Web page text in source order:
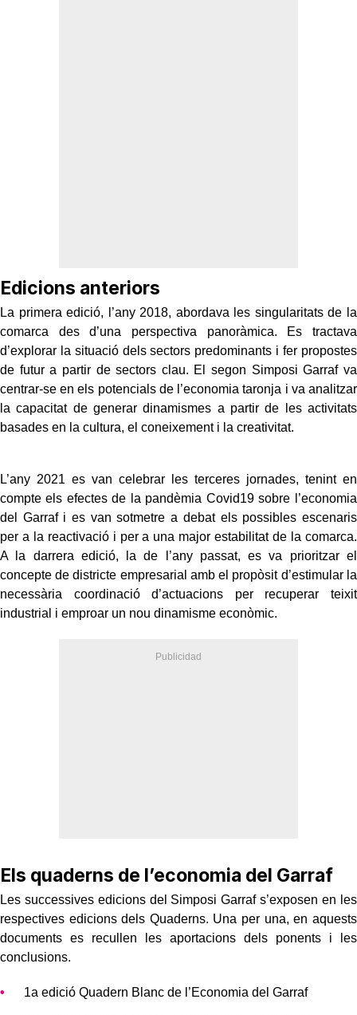
Edicions anteriors
La primera edició, l’any 2018, abordava les singularitats de la
comarca des d’una perspectiva panoràmica. Es tractava
d’explorar la situació dels sectors predominants i fer propostes
de futur a partir de sectors clau. El segon Simposi Garraf va
centrar-se en els potencials de l’economia taronja i va analitzar
la capacitat de generar dinamismes a partir de les activitats
basades en la cultura, el coneixement i la creativitat.
L’any 2021 es van celebrar les terceres jornades, tenint en
compte els efectes de la pandèmia Covid19 sobre l’economia
del Garraf i es van sotmetre a debat els possibles escenaris
per a la reactivació i per a una major estabilitat de la comarca.
A la darrera edició, la de l’any passat, es va prioritzar el
concepte de districte empresarial amb el propòsit d’estimular la
necessària coordinació d’actuacions per recuperar teixit
industrial i emproar un nou dinamisme econòmic.
Els quaderns de l’economia del Garraf
Les successives edicions del Simposi Garraf s’exposen en les
respectives edicions dels Quaderns. Una per una, en aquests
documents es recullen les aportacions dels ponents i les
conclusions.
1a edició Quadern Blanc de l’Economia del Garraf